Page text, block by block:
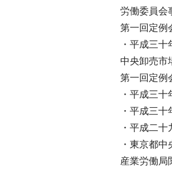
労働委員会
第一回定例
・平成三
中央卸売市
第一回定例
・平成三
・平成三
・平成二
・東京都
産業労働局